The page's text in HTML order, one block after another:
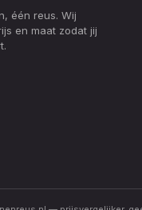
één reus. Wij
en maat zodat jij